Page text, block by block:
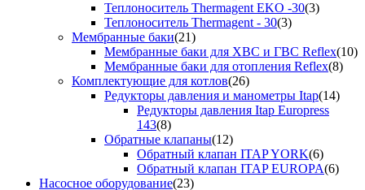
Теплоноситель Thermagent EKO -30(3)
Теплоноситель Thermagent - 30(3)
Мембранные баки(21)
Мембранные баки для ХВС и ГВС Reflex(10)
Мембранные баки для отопления Reflex(8)
Комплектующие для котлов(26)
Редукторы давления и манометры Itap(14)
Редукторы давления Itap Europress
143(8)
Обратные клапаны(12)
Обратный клапан ITAP YORK(6)
Обратный клапан ITAP EUROPA(6)
Насосное оборудование(23)